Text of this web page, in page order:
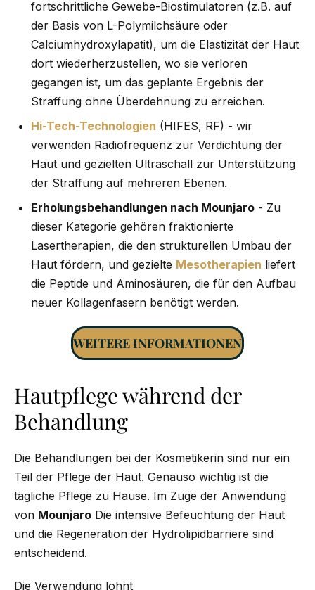
fortschrittliche Gewebe-Biostimulatoren (z.B. auf
der Basis von L-Polymilchsäure oder
Calciumhydroxylapatit), um die Elastizität der Haut
dort wiederherzustellen, wo sie verloren
gegangen ist, um das geplante Ergebnis der
Straffung ohne Überdehnung zu erreichen.
Hi-Tech-Technologien (HIFES, RF) - wir
verwenden Radiofrequenz zur Verdichtung der
Haut und gezielten Ultraschall zur Unterstützung
der Straffung auf mehreren Ebenen.
Erholungsbehandlungen nach Mounjaro - Zu
dieser Kategorie gehören fraktionierte
Lasertherapien, die den strukturellen Umbau der
Haut fördern, und gezielte Mesotherapien liefert
die Peptide und Aminosäuren, die für den Aufbau
neuer Kollagenfasern benötigt werden.
WEITERE INFORMATIONEN
Hautpflege während der
Behandlung
Die Behandlungen bei der Kosmetikerin sind nur ein
Teil der Pflege der Haut. Genauso wichtig ist die
tägliche Pflege zu Hause. Im Zuge der Anwendung
von Mounjaro Die intensive Befeuchtung der Haut
und die Regeneration der Hydrolipidbarriere sind
entscheidend.
Die Verwendung lohnt